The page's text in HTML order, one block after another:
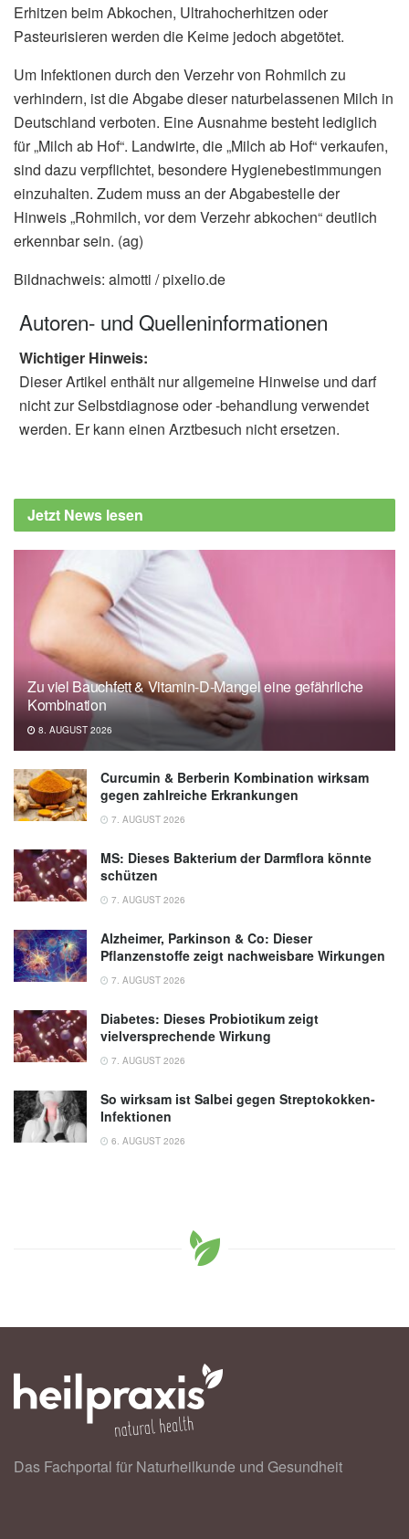
Erhitzen beim Abkochen, Ultrahocherhitzen oder
Pasteurisieren werden die Keime jedoch abgetötet.
Um Infektionen durch den Verzehr von Rohmilch zu
verhindern, ist die Abgabe dieser naturbelassenen Milch in
Deutschland verboten. Eine Ausnahme besteht lediglich
für „Milch ab Hof“. Landwirte, die „Milch ab Hof“ verkaufen,
sind dazu verpflichtet, besondere Hygienebestimmungen
einzuhalten. Zudem muss an der Abgabestelle der
Hinweis „Rohmilch, vor dem Verzehr abkochen“ deutlich
erkennbar sein. (ag)
Bildnachweis: almotti / pixelio.de
Autoren- und Quelleninformationen
Wichtiger Hinweis:
Dieser Artikel enthält nur allgemeine Hinweise und darf
nicht zur Selbstdiagnose oder -behandlung verwendet
werden. Er kann einen Arztbesuch nicht ersetzen.
Jetzt News lesen
Zu viel Bauchfett & Vitamin-D-Mangel eine gefährliche
Kombination
8. AUGUST 2026
Curcumin & Berberin Kombination wirksam
gegen zahlreiche Erkrankungen
7. AUGUST 2026
MS: Dieses Bakterium der Darmflora könnte
schützen
7. AUGUST 2026
Alzheimer, Parkinson & Co: Dieser
Pflanzenstoffe zeigt nachweisbare Wirkungen
7. AUGUST 2026
Diabetes: Dieses Probiotikum zeigt
vielversprechende Wirkung
7. AUGUST 2026
So wirksam ist Salbei gegen Streptokokken-
Infektionen
6. AUGUST 2026
Das Fachportal für Naturheilkunde und Gesundheit